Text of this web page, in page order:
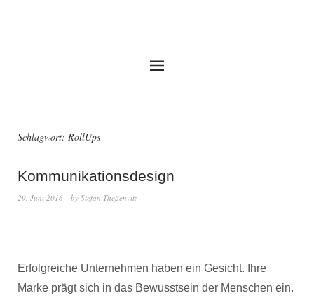
Schlagwort: RollUps
Kommunikationsdesign
29. Juni 2016 by Stefan Theßenvitz
Erfolgreiche Unternehmen haben ein Gesicht. Ihre
Marke prägt sich in das Bewusstsein der Menschen ein.